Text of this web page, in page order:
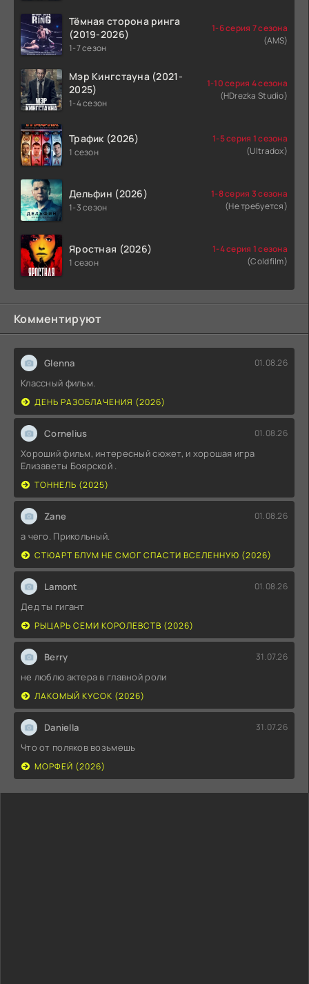
Тёмная сторона ринга
(2019-2026)
1-7 сезон
1-6 серия 7 сезона
(AMS)
Мэр Кингстауна (2021-
2025)
1-4 сезон
1-10 серия 4 сезона
(HDrezka Studio)
Трафик (2026)
1 сезон
1-5 серия 1 сезона
(Ultradox)
Дельфин (2026)
1-3 сезон
1-8 серия 3 сезона
(Не требуется)
Яростная (2026)
1 сезон
1-4 серия 1 сезона
(Coldfilm)
Комментируют
Glenna 01.08.26
Классный фильм.
ДЕНЬ РАЗОБЛАЧЕНИЯ (2026)
Cornelius 01.08.26
Хороший фильм, интересный сюжет, и хорошая игра
Елизаветы Боярской .
ТОННЕЛЬ (2025)
Zane 01.08.26
а чего. Прикольный.
СТЮАРТ БЛУМ НЕ СМОГ СПАСТИ ВСЕЛЕННУЮ (2026)
Lamont 01.08.26
Дед ты гигант
РЫЦАРЬ СЕМИ КОРОЛЕВСТВ (2026)
Berry 31.07.26
не люблю актера в главной роли
ЛАКОМЫЙ КУСОК (2026)
Daniella 31.07.26
Что от поляков возьмешь
МОРФЕЙ (2026)